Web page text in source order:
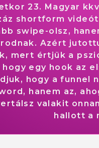
23. Magyar
shortform
swipe-olsz,
Azért
mert értjük a
hogy egy hook az
hogy a funnel
hanem az,
valakit
hallott a